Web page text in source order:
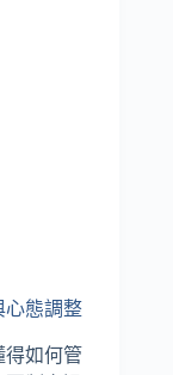
心態調整
得如何管